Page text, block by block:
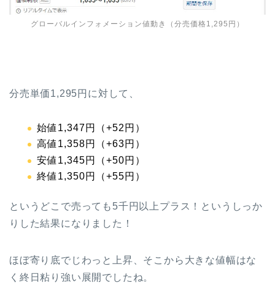
グローバルインフォメーション値動き（分売価格1,295円）
分売単価1,295円に対して、
始値1,347円（+52円）
高値1,358円（+63円）
安値1,345円（+50円）
終値1,350円（+55円）
というどこで売っても5千円以上プラス！というしっか
りした結果になりました！
ほぼ寄り底でじわっと上昇、そこから大きな値幅はな
く終日粘り強い展開でしたね。